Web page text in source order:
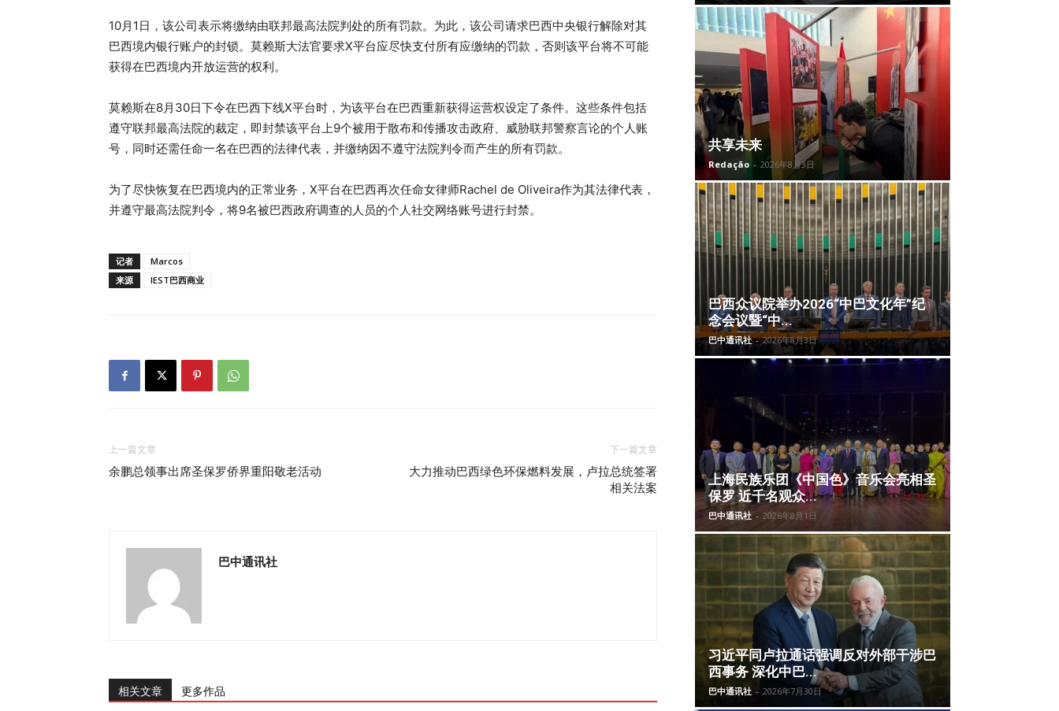
10月1日，该公司表示将缴纳由联邦最高法院判处的所有罚款。为此，该公司请求巴西中央银行解除对其
巴西境内银行账户的封锁。莫赖斯大法官要求X平台应尽快支付所有应缴纳的罚款，否则该平台将不可能
获得在巴西境内开放运营的权利。
莫赖斯在8月30日下令在巴西下线X平台时，为该平台在巴西重新获得运营权设定了条件。这些条件包括
遵守联邦最高法院的裁定，即封禁该平台上9个被用于散布和传播攻击政府、威胁联邦警察言论的个人账
号，同时还需任命一名在巴西的法律代表，并缴纳因不遵守法院判令而产生的所有罚款。
为了尽快恢复在巴西境内的正常业务，X平台在巴西再次任命女律师Rachel de Oliveira作为其法律代表，
并遵守最高法院判令，将9名被巴西政府调查的人员的个人社交网络账号进行封禁。
记者
Marcos
来源
IEST巴西商业
上一篇文章
余鹏总领事出席圣保罗侨界重阳敬老活动
下一篇文章
大力推动巴西绿色环保燃料发展，卢拉总统签署
相关法案
巴中通讯社
相关文章 更多作品
共享未来
Redação - 2026年8月3日
巴西众议院举办2026“中巴文化年”纪
念会议暨“中...
巴中通讯社 - 2026年8月3日
上海民族乐团《中国色》音乐会亮相圣
保罗 近千名观众...
巴中通讯社 - 2026年8月1日
习近平同卢拉通话强调反对外部干涉巴
西事务 深化中巴...
巴中通讯社 - 2026年7月30日